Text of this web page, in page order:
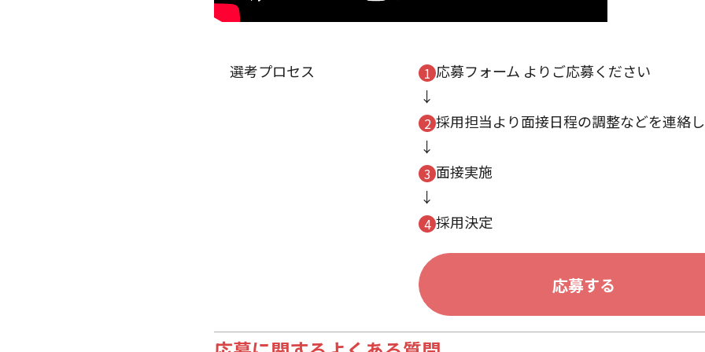
選考プロセス 応募フォーム よりご応募ください
採用担当より面接日程の調整などを連絡
面接実施
採用決定
応募する